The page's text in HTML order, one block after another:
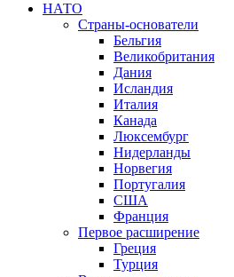
НАТО
Страны-основатели
Бельгия
Великобритания
Дания
Исландия
Италия
Канада
Люксембург
Нидерланды
Норвегия
Португалия
США
Франция
Первое расширение
Греция
Турция